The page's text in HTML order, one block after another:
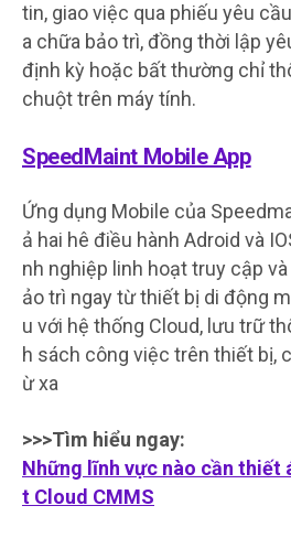
tin, giao việc qua phiếu yêu
a chữa bảo trì, đồng thời lập
định kỳ hoặc bất thường chỉ
chuột trên máy tính.
SpeedMaint Mobile App
Ứng dụng Mobile của
ả hai hê điều hành Adroid và
nh nghiệp linh hoạt truy cập
ảo trì ngay từ thiết bị di động
u với hệ thống Cloud, lưu trữ
h sách công việc trên thiết bị,
ừ xa
>>>Tìm hiểu ngay:
Những lĩnh vực nào cần thiết
t Cloud CMMS